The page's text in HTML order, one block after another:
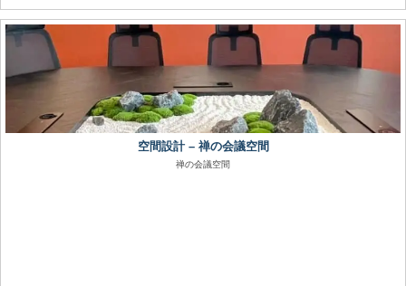
空間設計 – 禅の会議空間
禅の会議空間